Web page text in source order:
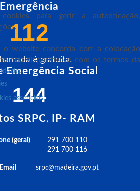
Emergência
112
é gratuita.
Emergência Social
144
SRPC, IP- RAM
(geral)
Email
291 700 110
291 700 116
srpc@madeira.gov.pt
para gerir a autenticação,
website concorda com a colocação
seu dispositivo e com os termos da
.
essenciais